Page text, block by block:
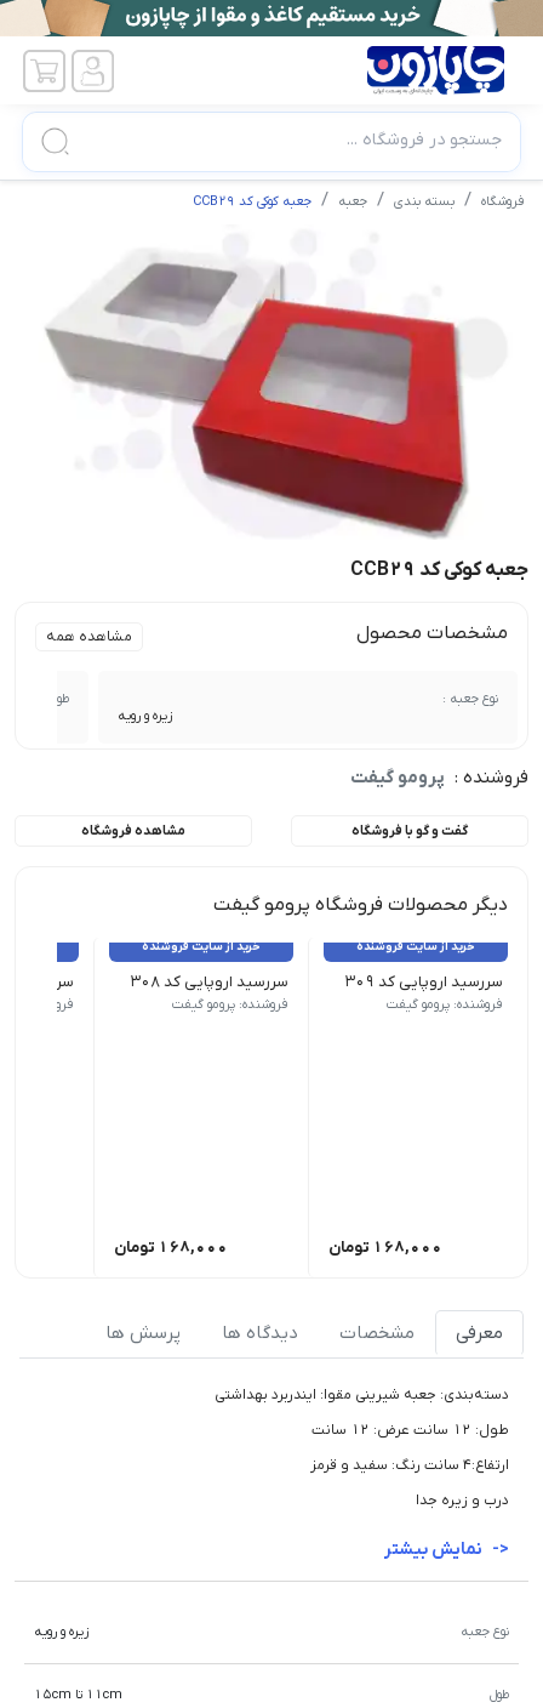
جستجو در فروشگاه ...
فروشگاه بسته بندی جعبه جعبه کوکی کد CCB29
جعبه کوکی کد CCB29
مشخصات محصول مشاهده همه
نوع جعبه :
زیره و رویه
طول :
فروشنده : پرومو گیفت
گفت و گو با فروشگاه مشاهده فروشگاه
دیگر محصولات فروشگاه پرومو گیفت
خرید از سایت فروشنده
سررسید اروپایی کد 309
نوع سررسید (سالنامه) اروپایی | ابعاد 13.5×22 | صفحات روزشمار (جمعه مشترک) | صفحات داخلی دو رنگ
فروشنده: پرومو گیفت
168,000 تومان
خرید از سایت فروشنده
سررسید اروپایی کد 308
نوع سررسید (سالنامه) اروپایی | ابعاد 13.5×22 | صفحات روزشمار (جمعه مشترک) | صفحات داخلی دو رنگ
فروشنده: پرومو گیفت
168,000 تومان
سررسید
نوع سررسید (سالنامه)
فروشنده:
معرفی مشخصات دیدگاه ها پرسش ها
دسته‌بندی: جعبه شیرینی مقوا: ایندربرد بهداشتی
طول: 12 سانت عرض: 12 سانت
ارتفاع:4 سانت رنگ: سفید و قرمز
درب و زیره جدا
نوع جعبه زیره و رویه
طول 11cm تا 15cm